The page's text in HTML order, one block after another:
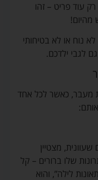
עוד פריט – זהו
מהיום!
נוח או לא בטיחותי
לגבי ילדכם.
מעבר, כאשר לכל אחד
מצטיין
שלו ברורים – קל
לילה”, והוא